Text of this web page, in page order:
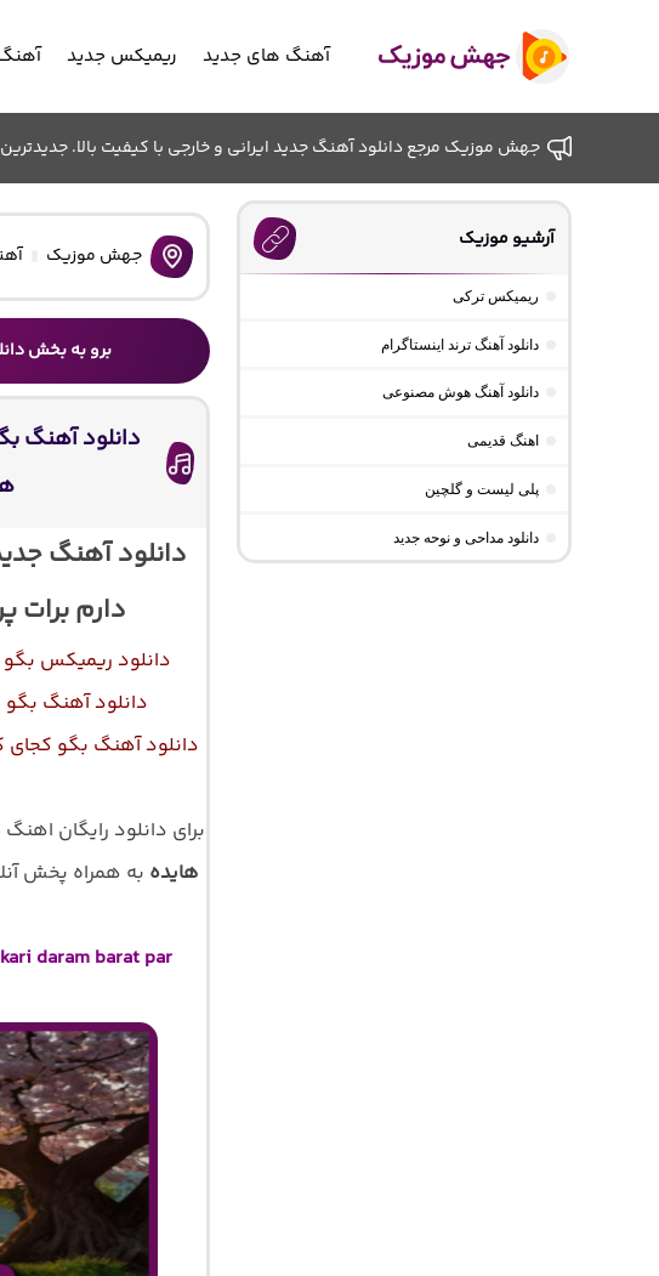
آهنگ های جدید ریمیکس جدید
جهش موزیک مرجع دانلود آهنگ جدید ایرانی و خارجی با کیفیت بالا.
جهش موزیک
برو به بخش
دانلود آهنگ
دانلود آهنگ
دارم
دانلود ریمیکس بگو
دانلود آهنگ بگو
دانلود آهنگ بگو
برای دانلود رایگان اهنگ
هایده
daram barat par
آرشیو موزیک
ریمیکس ترکی
دانلود آهنگ ترند اینستاگرام
دانلود آهنگ هوش مصنوعی
اهنگ قدیمی
پلی لیست و گلچین
دانلود مداحی و نوحه جدید